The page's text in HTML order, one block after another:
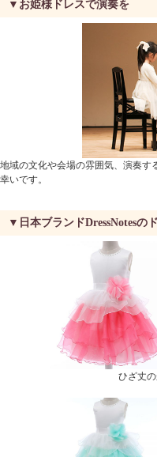
▼お姫様ドレスで演奏を
地域の文化や会場の雰囲気、演奏す
幸いです。
▼日本ブランドDressNotesの
ひざ丈